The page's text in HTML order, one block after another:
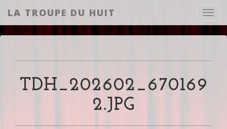
LA TROUPE DU HUIT
TDH_202602_670169
2.JPG